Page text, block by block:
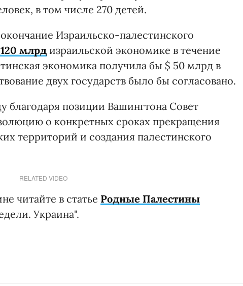
в том числе 270 детей.
Израильско-палестинского
млрд израильской экономике в течение
экономика получила бы $ 50 млрд в
двух государств было бы согласовано.
благодаря позиции Вашингтона Совет
о конкретных сроках прекращения
территорий и создания палестинского
RELATED VIDEO
читайте в статье Родные Палестины
Украина".